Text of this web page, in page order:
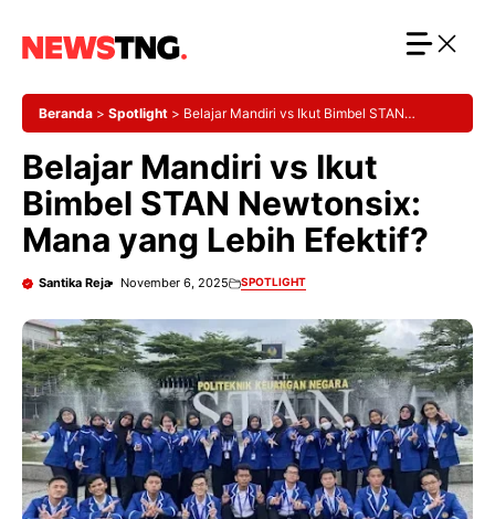
Beranda > Spotlight > Belajar Mandiri vs Ikut Bimbel STAN
Belajar Mandiri vs Ikut
Bimbel STAN Newtonsix:
Mana yang Lebih Efektif?
Santika Reja November 6, 2025 SPOTLIGHT